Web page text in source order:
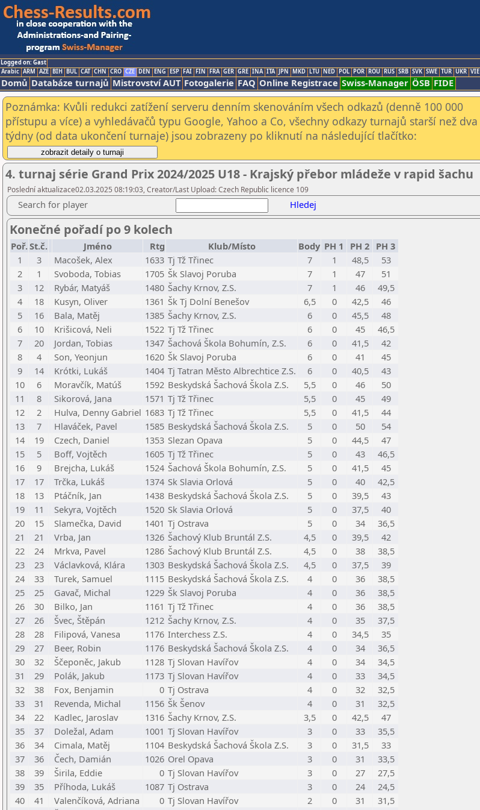
Logged on: Gast
Arabic ARM AZE BIH BUL CAT CHN CRO CZE DEN ENG ESP FAI FIN FRA GER GRE INA ITA JPN MKD LTU NED POL POR ROU RUS SRB SVK SWE TUR UKR VIE
Domů Databáze turnajů Mistrovství AUT Fotogalerie FAQ Online Registrace Swiss-Manager ÖSB FIDE
Poznámka: Kvůli redukci zatížení serveru denním skenováním všech odkazů (denně 100 000
přístupu a více) a vyhledávačů typu Google, Yahoo a Co, všechny odkazy turnajů starší než dva
týdny (od data ukončení turnaje) jsou zobrazeny po kliknutí na následující tlačítko:
4. turnaj série Grand Prix 2024/2025 U18 - Krajský přebor mládeže v rapid šachu
Poslední aktualizace02.03.2025 08:19:03, Creator/Last Upload: Czech Republic licence 109
Search for player Hledej
Konečné pořadí po 9 kolech
Poř.St.č. Jméno Rtg Klub/Místo Body PH 1 PH 2 PH 3
1
3 Macošek, Alex 1633 Tj Tž Třinec 7 1 48,5
53
2
1 Svoboda, Tobias 1705 Šk Slavoj Poruba 7 1 47
51
3
12 Rybár, Matyáš 1480 Šachy Krnov, Z.S. 7 1 46
49,5
4
18 Kusyn, Oliver 1361 Šk Tj Dolní Benešov 6,5 0 42,5
46
5
16 Bala, Matěj 1385 Šachy Krnov, Z.S. 6 0 45,5
48
6
10 Krišicová, Neli 1522 Tj Tž Třinec 6 0 45
46,5
7
20 Jordan, Tobias 1347 Šachová Škola Bohumín, Z.S. 6 0 41,5
42
8
4 Son, Yeonjun 1620 Šk Slavoj Poruba 6 0 41
45
9
14 Krótki, Lukáš 1404 Tj Tatran Město Albrechtice Z.S. 6 0 40,5
43
10
6 Moravčík, Matúš 1592 Beskydská Šachová Škola Z.S. 5,5 0 46
50
11
8 Sikorová, Jana 1571 Tj Tž Třinec 5,5 0 45
49
12
2 Hulva, Denny Gabriel 1683 Tj Tž Třinec 5,5 0 41,5
44
13
7 Hlaváček, Pavel 1585 Beskydská Šachová Škola Z.S. 5 0 50
54
14
19 Czech, Daniel 1353 Slezan Opava 5 0 44,5
47
15
5 Boff, Vojtěch 1605 Tj Tž Třinec 5 0 43
46,5
16
9 Brejcha, Lukáš 1524 Šachová Škola Bohumín, Z.S. 5 0 41,5
45
17
17 Trčka, Lukáš 1374 Sk Slavia Orlová 5 0 40
42,5
18
13 Ptáčník, Jan 1438 Beskydská Šachová Škola Z.S. 5 0 39,5
43
19
11 Sekyra, Vojtěch 1520 Sk Slavia Orlová 5 0 37,5
40
20
15 Slamečka, David 1401 Tj Ostrava 5 0 34
36,5
21
21 Vrba, Jan 1326 Šachový Klub Bruntál Z.S. 4,5 0 39,5
42
22
24 Mrkva, Pavel 1286 Šachový Klub Bruntál Z.S. 4,5 0 38
38,5
23
23 Václavková, Klára 1303 Beskydská Šachová Škola Z.S. 4,5 0 37,5
39
24
33 Turek, Samuel 1115 Beskydská Šachová Škola Z.S. 4 0 36
38,5
25
25 Gavač, Michal 1229 Šk Slavoj Poruba 4 0 36
38,5
26
30 Bilko, Jan 1161 Tj Tž Třinec 4 0 36
38,5
27
26 Švec, Štěpán 1212 Šachy Krnov, Z.S. 4 0 35
37,5
28
28 Filipová, Vanesa 1176 Interchess Z.S. 4 0 34,5
35
29
27 Beer, Robin 1176 Beskydská Šachová Škola Z.S. 4 0 34
36,5
30
32 Ščeponěc, Jakub 1128 Tj Slovan Havířov 4 0 34
34,5
31
29 Polák, Jakub 1173 Tj Slovan Havířov 4 0 33
34,5
32
38 Fox, Benjamin 0 Tj Ostrava 4 0 32
32,5
33
31 Revenda, Michal 1156 Šk Šenov 4 0 31
32,5
34
22 Kadlec, Jaroslav 1316 Šachy Krnov, Z.S. 3,5 0 42,5
47
35
37 Doležal, Adam 1001 Tj Slovan Havířov 3 0 33
35,5
36
34 Cimala, Matěj 1104 Beskydská Šachová Škola Z.S. 3 0 31,5
33
37
36 Čech, Damián 1026 Orel Opava 3 0 31
33,5
38
39 Širila, Eddie 0 Tj Slovan Havířov 3 0 27
27,5
39
35 Příhoda, Lukáš 1087 Tj Ostrava 3 0 24
24,5
40
41 Valenčíková, Adriana 0 Tj Slovan Havířov 2 0 31
31,5